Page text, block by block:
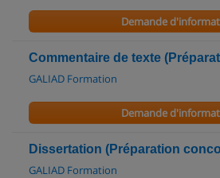
Demande
Commentaire de texte
GALIAD Formation
Demande
Dissertation (Préparation
GALIAD Formation